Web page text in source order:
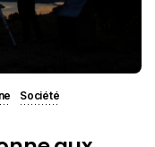
Société